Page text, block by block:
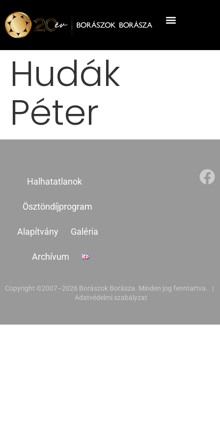
Hudák
Péter
Halhatatlanok
Ösztöndíjprogram
Alapítvány Galéria
Archívum
Copyright ©2007–2026 Borászok Borásza. Minden jog fenntartva. |
Adatvédelmi szabályzat